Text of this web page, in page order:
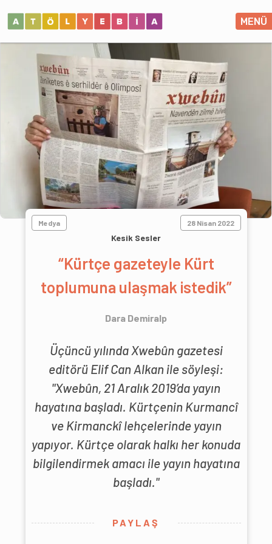
MENÜ
Medya 28 Nisan 2022
Kesik Sesler
“Kürtçe gazeteyle Kürt
toplumuna ulaşmak istedik”
Dara Demiralp
Üçüncü yılında Xwebûn gazetesi
editörü Elif Can Alkan ile söyleşi:
"Xwebûn, 21 Aralık 2019’da yayın
hayatına başladı. Kürtçenin Kurmancî
ve Kirmanckî lehçelerinde yayın
yapıyor. Kürtçe olarak halkı her konuda
bilgilendirmek amacı ile yayın hayatına
başladı."
PAYLAŞ